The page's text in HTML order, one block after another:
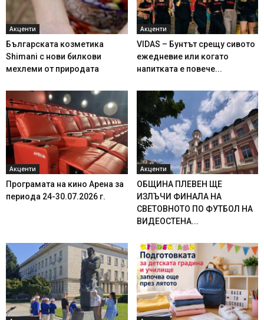
Акценти
Българската козметика
Shimani с нови билкови
мехлеми от природата
Акценти
VIDAS – Бунтът срещу сивото
ежедневие или когато
напитката е повече...
Акценти
Програмата на кино Арена за
периода 24-30.07.2026 г.
Акценти
ОБЩИНА ПЛЕВЕН ЩЕ
ИЗЛЪЧИ ФИНАЛА НА
СВЕТОВНОТО ПО ФУТБОЛ НА
ВИДЕОСТЕНА...